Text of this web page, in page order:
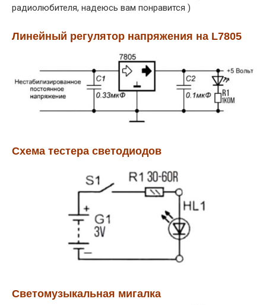
радиолюбителя, надеюсь вам понравится )
Линейный регулятор напряжения на L7805
Схема тестера светодиодов
Светомузыкальная мигалка